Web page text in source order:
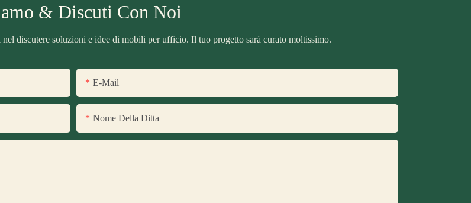
& Discuti Con Noi
discutere soluzioni e idee di mobili per ufficio. Il tuo progetto sarà curato moltissimo.
E-Mail
Nome Della Ditta